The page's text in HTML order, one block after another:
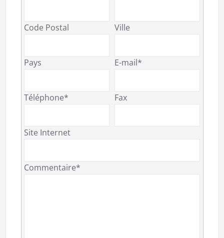
Code Postal Ville
Pays E-mail*
Téléphone* Fax
Site Internet
Commentaire*